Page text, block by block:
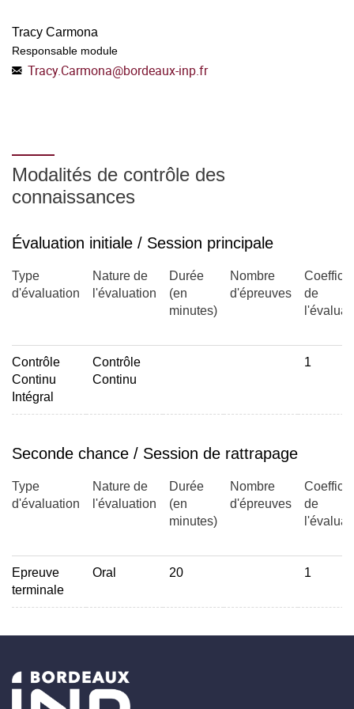
essentiellement sur l'acquisition des compétences et des
connaissances, notamment dans la langue de spécialité.
L'élève devrait gagner en autonomie et en aisance
la réalisation d'un document vidéo de 3 minutes
intermédiaires).
dispensés des cours. La note du projet est liée à la
présence, à la participation en cours, la présentation orale
et au dossier écrit.
Tracy Carmona
Responsable module
Tracy.Carmona@bordeaux-inp.fr
Modalités de contrôle des
connaissances
Évaluation initiale / Session principale
Type
d'évaluation
Nature de
l'évaluation
Durée
(en
minutes)
Nombre
d'épreuves
de
Contrôle
Continu
Intégral
Contrôle
Continu
1
Seconde chance / Session de rattrapage
Type
d'évaluation
Nature de
l'évaluation
Durée
(en
minutes)
Nombre
d'épreuves
de
Epreuve
terminale
Oral 20 1